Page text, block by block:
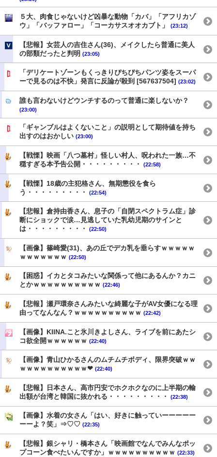
５大、肉食じゃないけど凶暴な動物「カバ」「アフリカゾ
ウ」「バッファロー」「コーカサスオオカブト」
(23:12)
【悲報】女芸人の吉住さん(36)、メイクしたら普通に美人
の部類だったと判明 (23:05)
「デリケートゾーンもくっきりぴちぴちパンツ姿をスーパ
ーで見るのは不快」発言に反論が殺到 [567637504] (23:02)
誰も言わないけどウンチするのって普通に楽しないか？
(23:00)
「ギャンブルはよくないこと」の説明として期待値を持ち
出すのはおかしい (23:00)
【戦慄】映画「八つ墓村」怪しい村人、呪われた一族…不
穏すぎる本予告公開・・・・・・・・・
(22:58)
【戦慄】18歳の主犯格さん、無期懲役を食ら
う・・・・・・・・・
(22:54)
【悲報】倉持由香さん、息子の「自閉スペクトラム症」診
断にショックで涙…見逃していた乳幼児期のサインと
は・・・・・・・・・
(22:50)
【画像】篠崎愛(31)、あの丘でデカ乳を垂らすｗｗｗｗｗ
ｗｗｗｗｗｗｗ (22:50)
【困惑】イカとタコみたいな関係って他にあるんか？カニ
とかｗｗｗｗｗｗｗｗｗｗ (22:46)
【悲報】瀬戸環奈さんみたいな綺麗な子がAV女優になる理
由ってなんなん？ｗｗｗｗｗｗｗｗｗｗ (22:42)
【画像】KIINA.こと氷川きよしさん、ライブを前にあたシ
コ欲全開ｗｗｗｗｗｗ (22:40)
【画像】青山ひかるさんのムチムチボディ、限界突破ｗｗ
ｗｗｗｗｗｗｗｗｗｗ❤ (22:40)
【悲報】日本さん、高市円安でホクホクなのに上半期の輸
出額が台湾と韓国に抜かれる・・・・・・・・・
(22:38)
【画像】水着の女さん「はい、好きに触っていーーーーー
ーーよ？笑」⇒♡♡ (22:35)
【悲報】銀シャリ・橋本さん「映画館でなんでみんなポッ
プコーン食べたいんですか」ｗｗｗｗｗｗｗｗｗｗ (22:33)